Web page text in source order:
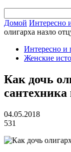
Домой Интересно
олигарха назло
Интересно и
Женские
Как дочь
04.05.2018
531